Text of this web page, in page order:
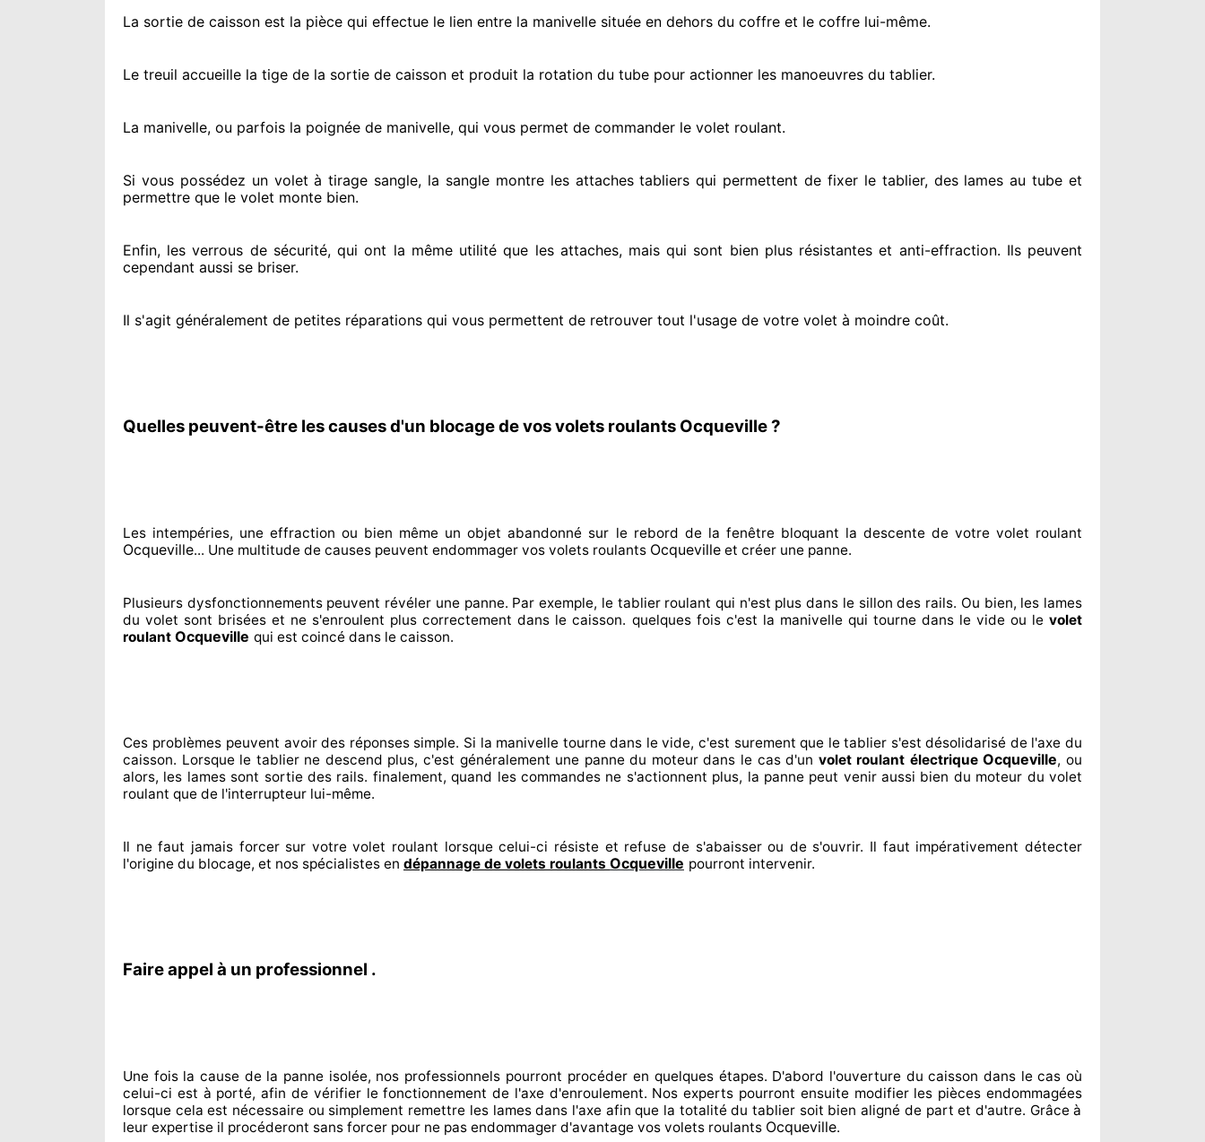
La sortie de caisson est la pièce qui effectue le lien entre la manivelle située en dehors du coffre et le coffre lui-même.
Le treuil accueille la tige de la sortie de caisson et produit la rotation du tube pour actionner les manoeuvres du tablier.
La manivelle, ou parfois la poignée de manivelle, qui vous permet de commander le volet roulant.
Si vous possédez un volet à tirage sangle, la sangle montreles attaches tabliers qui permettent de fixer le tablier, des lames au tube et
permettre que le volet monte bien.
Enfin, les verrous de sécurité, qui ont la même utilité que les attaches, mais qui sont bien plus résistantes et anti-effraction. Ils peuvent
cependant aussi se briser.
Il s'agit généralement de petites réparations qui vous permettent de retrouver tout l'usage de votre volet à moindre coût.
Quelles peuvent-être les causes d'un blocage de vos volets roulants Ocqueville ?
Les intempéries, une effraction ou bien même un objet abandonné sur le rebord de la fenêtre bloquant la descente de votre volet roulant
Ocqueville... Une multitude de causes peuvent endommager vos volets roulants Ocqueville et créer une panne.
Plusieurs dysfonctionnements peuvent révéler une panne. Par exemple, le tablier roulant qui n'est plus dans le sillon des rails. Ou bien, les lames
du volet sont brisées et ne s'enroulent plus correctement dans le caisson. quelques foisc'est la manivelle qui tourne dans le vide ou levolet
roulant Ocqueville qui est coincé dans le caisson.
Ces problèmes peuvent avoir des réponsessimple. Si la manivelle tourne dans le vide, c'est surement que le tablier s'est désolidarisé de l'axe du
caisson. Lorsque le tablier ne descend plus, c'est généralement une panne du moteur dans le cas d'un volet roulant électriqueOcqueville, ou
alors, les lames sont sortiedes rails. finalement, quand les commandes ne s'actionnent plus, la panne peut venir aussi bien du moteur du volet
roulant que de l'interrupteur lui-même.
Il ne faut jamais forcer sur votre volet roulant lorsque celui-ci résiste et refuse de s'abaisser ou de s'ouvrir. Il faut impérativement détecter
l'origine du blocage, et nos spécialistes en dépannage de volets roulants Ocqueville pourront intervenir.
Faire appel à un professionnel .
Une fois la cause de la panne isolée, nos professionnels pourront procéder en quelques étapes. D'abord l'ouverture du caisson dans le cas où
celui-ci est à porté, afin de vérifier le fonctionnement de l'axe d'enroulement. Nos experts pourront ensuite modifierles pièces endommagées
lorsque cela est nécessaire ou simplement remettre les lames dans l'axe afin que la totalitédu tablier soit bien aligné de part et d'autre. Grâce à
leur expertise il procéderont sans forcer pour ne pas endommager d'avantage vos volets roulants Ocqueville.